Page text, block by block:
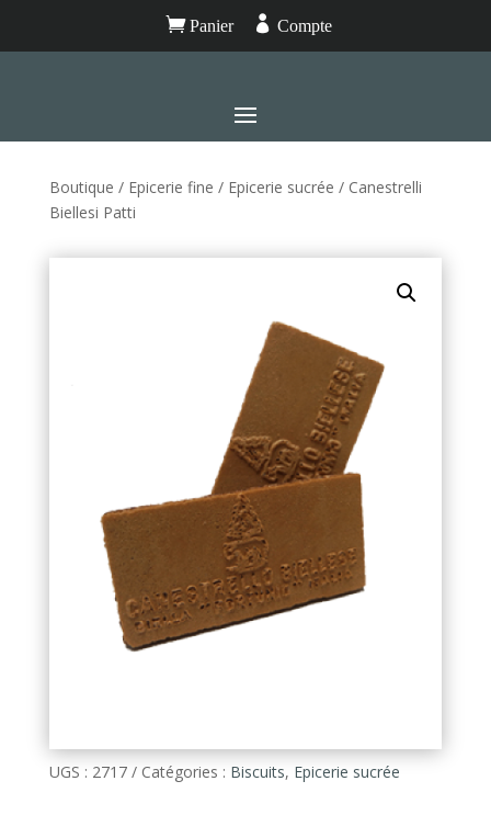
Panier  Compte
Boutique / Epicerie fine / Epicerie sucrée / Canestrelli
Biellesi Patti
UGS : 2717 Catégories : Biscuits, Epicerie sucrée